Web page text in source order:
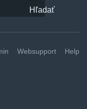
Websupport Help